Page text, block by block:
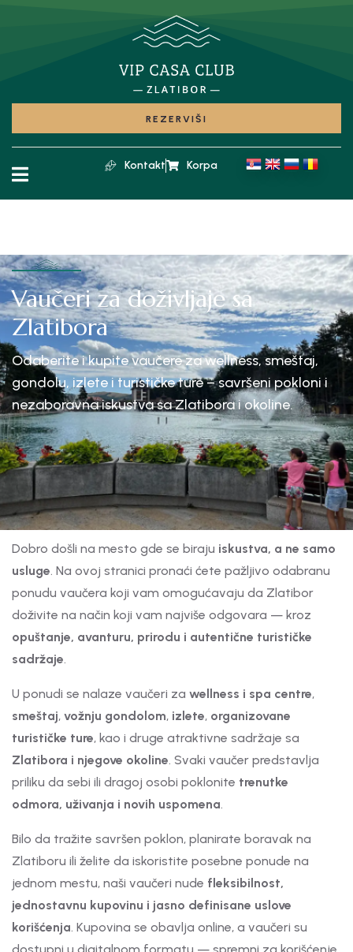
REZERVIŠI
Kontakt Korpa
Vaučeri za doživljaje sa
Zlatibora
Odaberite i kupite vaučere za wellness, smeštaj,
gondolu, izlete i turističke ture – savršeni pokloni i
nezaboravna iskustva sa Zlatibora i okoline.
Dobro došli na mesto gde se biraju iskustva, a ne samo
usluge. Na ovoj stranici pronaći ćete pažljivo odabranu
ponudu vaučera koji vam omogućavaju da Zlatibor
doživite na način koji vam najviše odgovara — kroz
opuštanje, avanturu, prirodu i autentične turističke
sadržaje.
U ponudi se nalaze vaučeri za wellness i spa centre,
smeštaj, vožnju gondolom, izlete, organizovane
turističke ture, kao i druge atraktivne sadržaje sa
Zlatibora i njegove okoline. Svaki vaučer predstavlja
priliku da sebi ili dragoj osobi poklonite trenutke
odmora, uživanja i novih uspomena.
Bilo da tražite savršen poklon, planirate boravak na
Zlatiboru ili želite da iskoristite posebne ponude na
jednom mestu, naši vaučeri nude fleksibilnost,
jednostavnu kupovinu i jasno definisane uslove
korišćenja. Kupovina se obavlja online, a vaučeri su